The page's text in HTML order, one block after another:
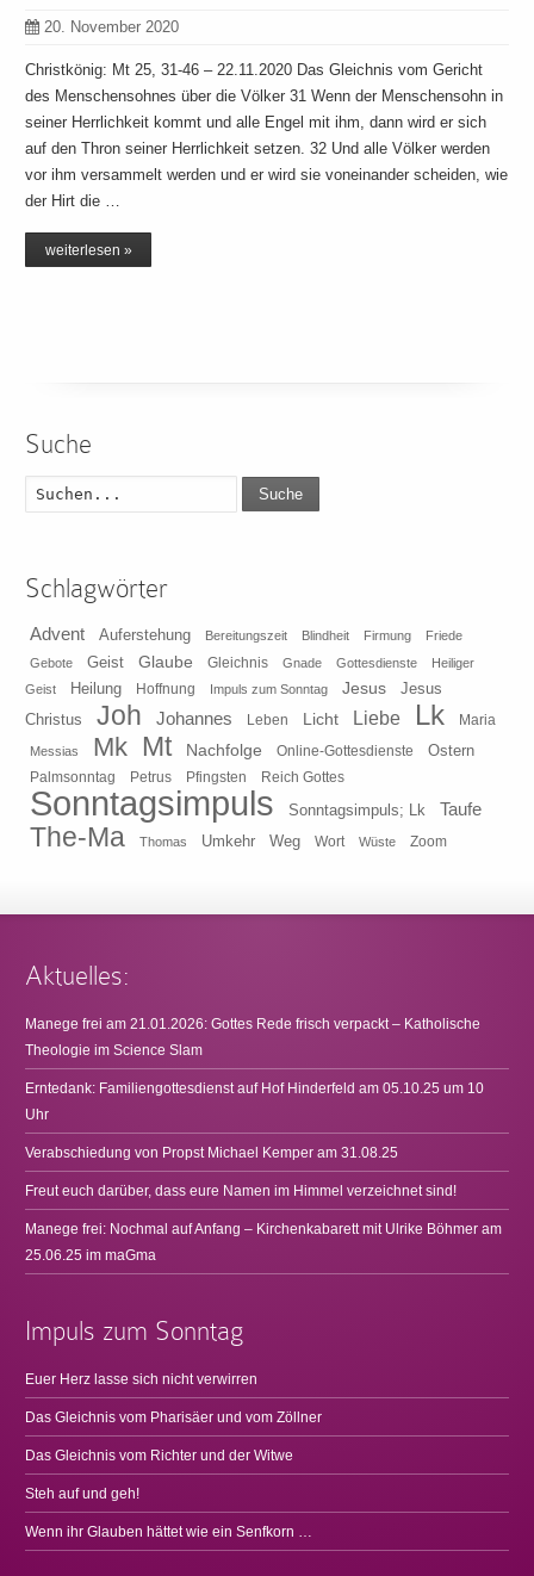
20. November 2020
Christkönig: Mt 25, 31-46 – 22.11.2020 Das Gleichnis vom Gericht
des Menschensohnes über die Völker 31 Wenn der Menschensohn in
seiner Herrlichkeit kommt und alle Engel mit ihm, dann wird er sich
auf den Thron seiner Herrlichkeit setzen. 32 Und alle Völker werden
vor ihm versammelt werden und er wird sie voneinander scheiden, wie
der Hirt die …
weiterlesen »
Suche
Suche
Schlagwörter
Advent Auferstehung Bereitungszeit Blindheit Firmung
Friede
Gebote
Geist Glaube Gleichnis Gnade Gottesdienste
Heiliger
Geist
Heilung Hoffnung Impuls zum Sonntag Jesus
Jesus
Christus
Joh Johannes Leben Licht Liebe Lk Maria
Messias Mk Mt Nachfolge Online-Gottesdienste Ostern
Palmsonntag Petrus Pfingsten Reich Gottes
Sonntagsimpuls Sonntagsimpuls; Lk Taufe
The-Ma Thomas Umkehr Weg Wort Wüste Zoom
Aktuelles:
Manege frei am 21.01.2026: Gottes Rede frisch verpackt – Katholische
Theologie im Science Slam
Erntedank: Familiengottesdienst auf Hof Hinderfeld am 05.10.25 um 10
Uhr
Verabschiedung von Propst Michael Kemper am 31.08.25
Freut euch darüber, dass eure Namen im Himmel verzeichnet sind!
Manege frei: Nochmal auf Anfang – Kirchenkabarett mit Ulrike Böhmer am
25.06.25 im maGma
Impuls zum Sonntag
Euer Herz lasse sich nicht verwirren
Das Gleichnis vom Pharisäer und vom Zöllner
Das Gleichnis vom Richter und der Witwe
Steh auf und geh!
Wenn ihr Glauben hättet wie ein Senfkorn …